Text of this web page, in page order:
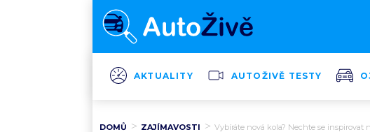
AKTUALITY AUTOŽIVĚ TESTY
DOMŮ ZAJÍMAVOSTI Vybíráte nová kola? Nechte se